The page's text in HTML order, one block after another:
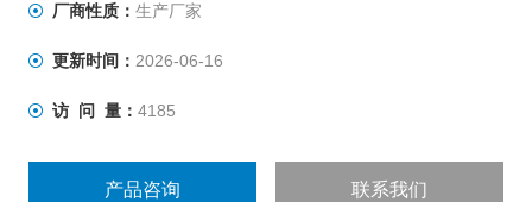
厂商性质： 生产厂家
更新时间： 2026-06-16
访 问 量： 4185
产品咨询 联系我们